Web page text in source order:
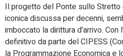
Il progetto del Ponte sullo Stretto
iconica discussa per decenni,
imboccato la dirittura d’arrivo.
definitivo da parte del CIPESS
la Programmazione Economica e